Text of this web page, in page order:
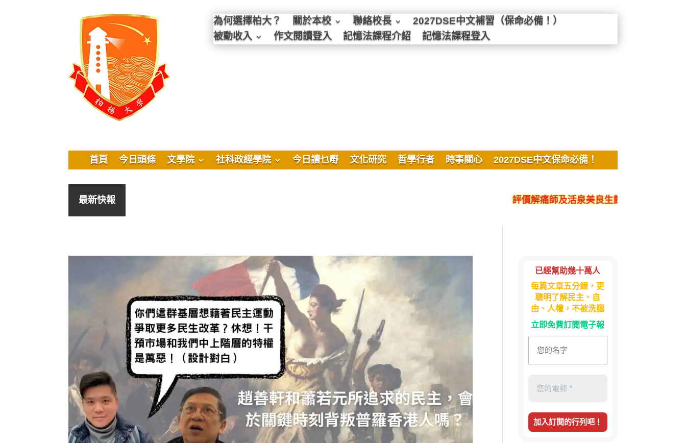
為何選擇柏大？ 關於本校 聯絡校長
2027DSE中文補習（保命必備！）
被動收入
作文閱讀登入 記憶法課程介紹 記憶法課程登入
首頁 今日頭條 文學院 社科政經學院 今日讀乜嘢 文化研究 哲學行者 時事關心 2027DSE中文保命必備！
最新快報 評價解痛師及活泉美良生館的不良銷售、呃人、
已經幫助幾十萬人
每篇文章五分鐘，更
聰明了解民主、自
由、人權，不被洗腦
立即免費訂閱電子報